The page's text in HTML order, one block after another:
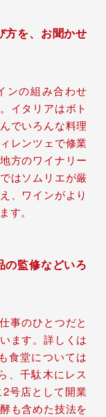
方を、お聞かせ
ンの組み合わせ
イタリアはボト
でいろんな料理
レンツェで修業
方のワイナリー
はソムリエが厳
、ワインがより
す。
の監修などいろ
事のひとつだと
ます。詳しくは
食堂については
、千駄木にレス
号店として開業
も含めた技法を